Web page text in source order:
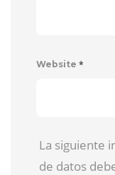
Website *
La siguiente
de datos